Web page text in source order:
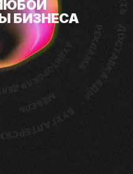
БИЗНЕСА